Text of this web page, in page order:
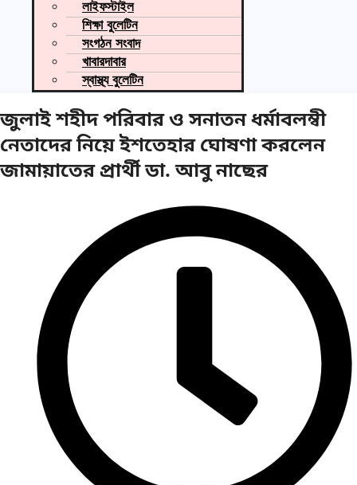
লাইফস্টাইল
শিক্ষা বুলেটিন
সংগঠন সংবাদ
খাবারদাবার
স্বাস্থ্য বুলেটিন
জুলাই শহীদ পরিবার ও সনাতন ধর্মাবলম্বী
নেতাদের নিয়ে ইশতেহার ঘোষণা করলেন
জামায়াতের প্রার্থী ডা. আবু নাছের